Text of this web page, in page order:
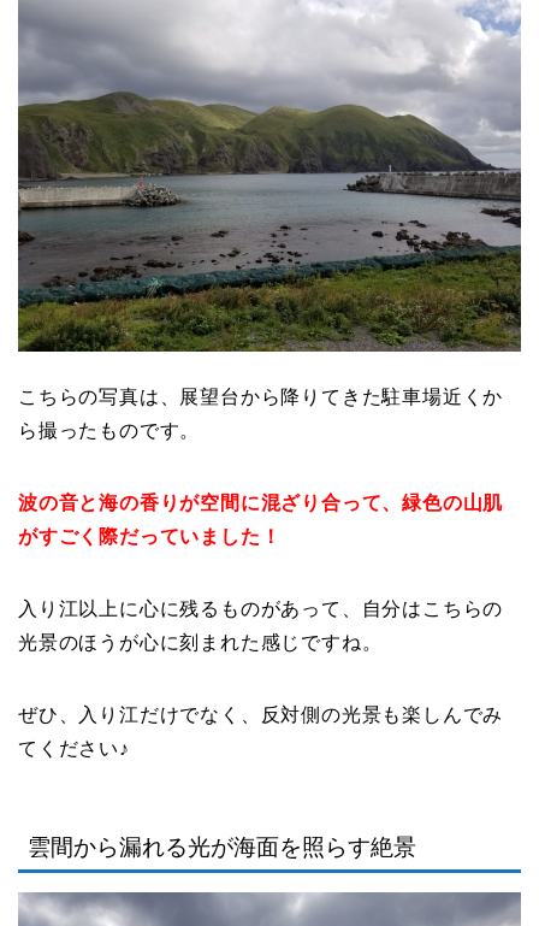
こちらの写真は、展望台から降りてきた駐車場近くか
ら撮ったものです。
波の音と海の香りが空間に混ざり合って、緑色の山肌
がすごく際だっていました！
入り江以上に心に残るものがあって、自分はこちらの
光景のほうが心に刻まれた感じですね。
ぜひ、入り江だけでなく、反対側の光景も楽しんでみ
てください♪
雲間から漏れる光が海面を照らす絶景